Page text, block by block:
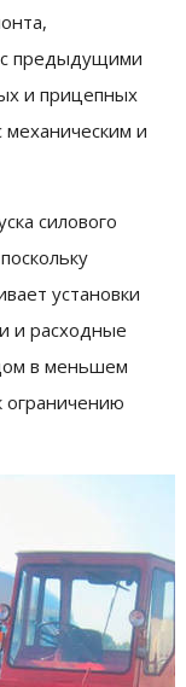
с предыдущими
и прицепных
механическим и
силового
установки
и расходные
в меньшем
ограничению